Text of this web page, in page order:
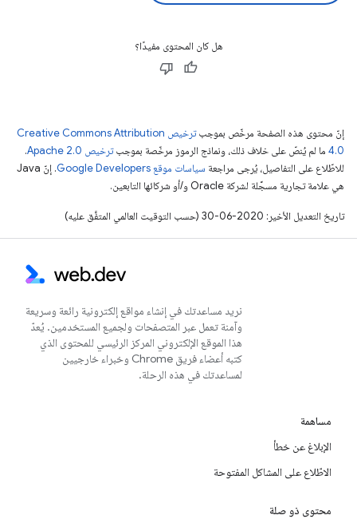
هل كان المحتوى مفيدًا؟
إنّ محتوى هذه الصفحة مرخّص بموجب
ترخيص Creative Commons Attribution
4.0‏ ما لم يُنصّ على خلاف ذلك، ونماذج الرموز مرخّصة بموجبترخيص Apache 2.0‏
.
للاطّلاع على التفاصيل، يُرجى مراجعة سياسات موقع Google Developers‏
. إنّ Java
هي علامة تجارية مسجَّلة لشركة Oracle و/أو شركائها التابعين.
تاريخ التعديل الأخير: 2020-06-30 (حسب التوقيت العالمي المتفَّق عليه)
نريد مساعدتك في إنشاء مواقع إلكترونية رائعة وسريعة
وآمنة تعمل عبر المتصفحات ولجميع المستخدمين. يُعدّ
هذا الموقع الإلكتروني المركز الرئيسي للمحتوى الذي
كتبه أعضاء فريق Chrome وخبراء خارجيين
لمساعدتك في هذه الرحلة.
مساهمة
الإبلاغ عن خطأ
الاطّلاع على المشاكل المفتوحة
محتوى ذو صلة